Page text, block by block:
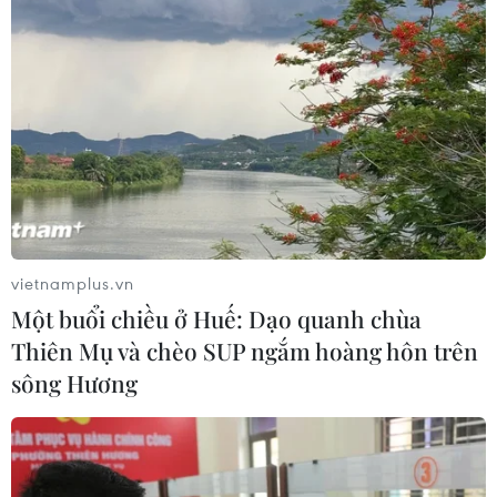
thông thành phố Hà Nội, kể từ khi đi vào hoạt động thí
điểm, hầu hết hành khách có thái độ rất hài lòng về
dịch vụ của các tuyến xe buýt điện.
vietnamplus.vn
Một buổi chiều ở Huế: Dạo quanh chùa
Thiên Mụ và chèo SUP ngắm hoàng hôn trên
sông Hương